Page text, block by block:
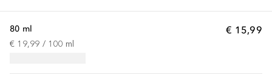
€ 15,99
80 ml
€ 19,99 / 100 ml